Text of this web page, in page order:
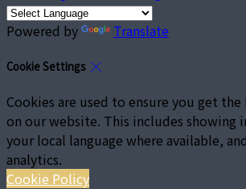
Powered by Translate
Cookie Settings
Cookies are used to ensure you get
on our website. This includes showing
your local language where available,
analytics.
Cookie Policy